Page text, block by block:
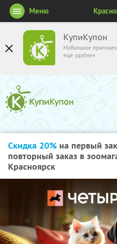
КупиКупон
Мобильное
ещё удобнее
Меню
Скидка 20% на первый
повторный заказ в
Красноярск